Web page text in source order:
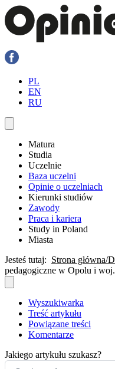
PL
EN
RU
Matura
Studia
Uczelnie
Baza uczelni
Opinie o uczelniach
Kierunki studiów
Zawody
Praca i kariera
Study in Poland
Miasta
Jesteś tutaj: Strona główna
pedagogiczne w Opolu i
Wyszukiwarka
Treść artykułu
Powiązane treści
Komentarze
Jakiego artykułu szukasz?